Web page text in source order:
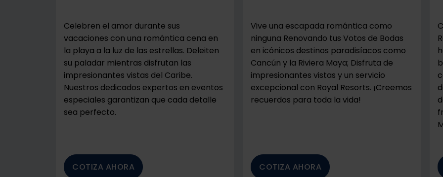
Celebren el amor durante sus
vacaciones con una romántica cena en
la playa a la luz de las estrellas. Deleiten
su paladar mientras disfrutan las
impresionantes vistas del Caribe.
Nuestros dedicados expertos en eventos
especiales garantizan que cada detalle
sea perfecto.
COTIZA AHORA
Vive una escapada romántica como
ninguna Renovando tus Votos de Bodas
en icónicos destinos paradisíacos como
Cancún y la Riviera Maya; Disfruta de
impresionantes vistas y un servicio
excepcional con Royal Resorts. ¡Creemos
recuerdos para toda la vida!
COTIZA AHORA